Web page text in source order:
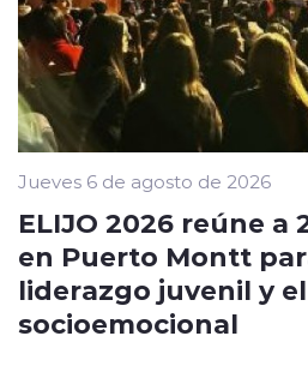
Jueves 6 de agosto de 2026
ELIJO 2026 reúne a
en Puerto Montt
liderazgo juvenil y
socioemocional